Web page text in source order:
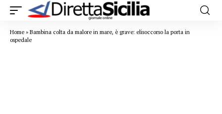
Home » Bambina colta da malore in mare, è grave: elisoccorso la porta in
ospedale